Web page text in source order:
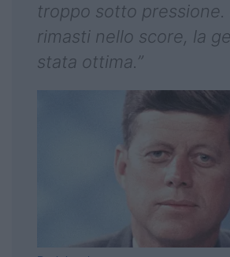
troppo sotto pressione.
rimasti nello score, la
stata ottima.”